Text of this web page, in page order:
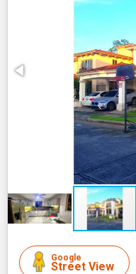
Google
Street View